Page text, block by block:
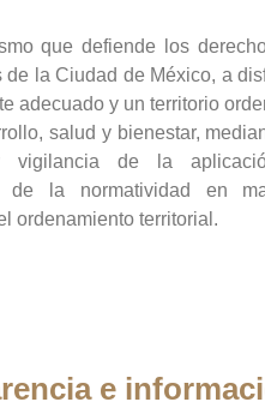
que defiende los
de la Ciudad de México, a
adecuado y un territorio
salud y bienestar,
vigilancia de la
de la normatividad en
ordenamiento territorial.
e